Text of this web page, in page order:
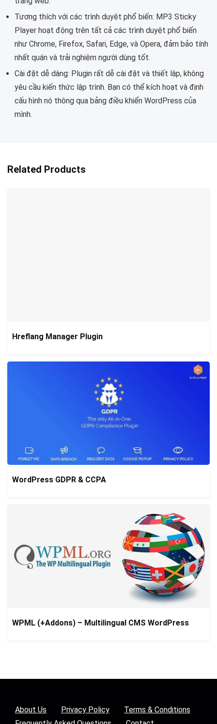
Tương thích với các trình duyệt phổ biến: MP3 Sticky
Player hoạt động trên tất cả các trình duyệt phổ biến
như Chrome, Firefox, Safari, Edge, và Opera, đảm bảo tính
nhất quán và trải nghiệm người dùng tốt.
Cài đặt dễ dàng: Plugin rất dễ cài đặt và thiết lập, không
yêu cầu kiến thức lập trình. Bạn có thể kích hoạt và định
cấu hình nó thông qua bảng điều khiển WordPress của
mình.
Related Products
Hreflang Manager Plugin
WordPress GDPR & CCPA
WPML (+Addons) – Multilingual CMS WordPress
About Us Privacy Policy
Terms & Conditions